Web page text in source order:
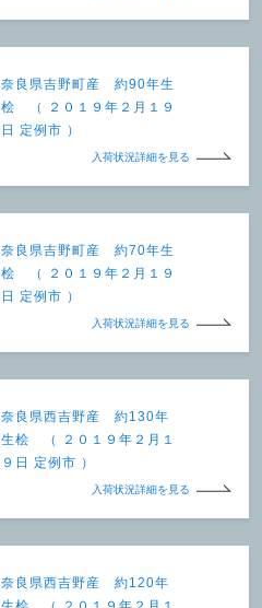
奈良県吉野町産 約90年生
桧 （ ２０１９年２月１９
日 定例市 ）
入荷状況詳細を見る
奈良県吉野町産 約70年生
桧 （ ２０１９年２月１９
日 定例市 ）
入荷状況詳細を見る
奈良県西吉野産 約130年
生桧 （ ２０１９年２月１
９日 定例市 ）
入荷状況詳細を見る
奈良県西吉野産 約120年